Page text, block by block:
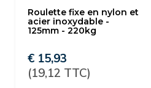
Roulette fixe en nylon et
acier inoxydable -
125mm - 220kg
€ 15,93
(19,12 TTC)